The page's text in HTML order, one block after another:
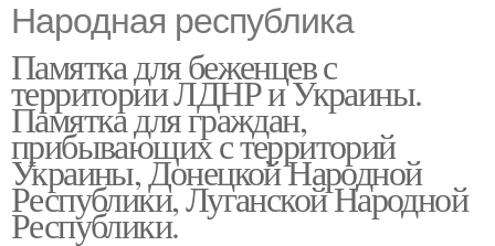
Народная республика
Памятка для беженцев с
территории ЛДНР и Украины.
Памятка для граждан,
прибывающих с территорий
Украины, Донецкой Народной
Республики, Луганской Народной
Республики.